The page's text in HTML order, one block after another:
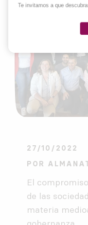
27/10/2022
POR
El
de las
materia
Te invitamos a que